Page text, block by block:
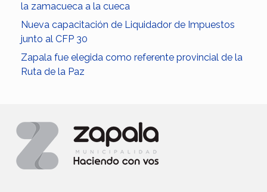
la zamacueca a la cueca
Nueva capacitación de Liquidador de Impuestos
junto al CFP 30
Zapala fue elegida como referente provincial de la
Ruta de la Paz